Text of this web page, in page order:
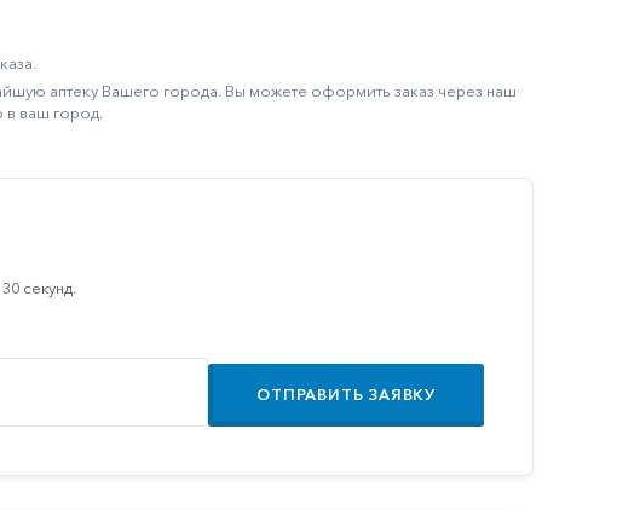
аптеку Вашего города. Вы можете оформить заказ через наш
в ваш город.
секунд.
ОТПРАВИТЬ ЗАЯВКУ